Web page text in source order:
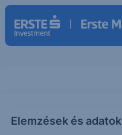
Elemzések és adatok
HURA(USA)